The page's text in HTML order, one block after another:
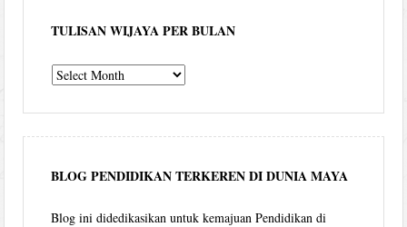
TULISAN WIJAYA PER BULAN
Tulisan
per
bulan
BLOG PENDIDIKAN TERKEREN DI DUNIA MAYA
Blog ini didedikasikan untuk kemajuan Pendidikan di